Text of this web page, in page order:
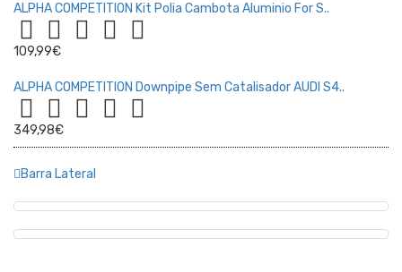
ALPHA COMPETITION Kit Polia Cambota Aluminio For S..
109,99€
ALPHA COMPETITION Downpipe Sem Catalisador AUDI S4..
349,98€
Barra Lateral